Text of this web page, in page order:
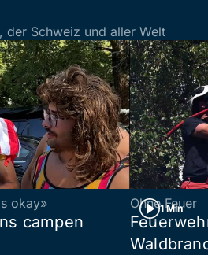
der Schweiz und aller Welt
okay»
campen
1 Min
Ohne Feuer